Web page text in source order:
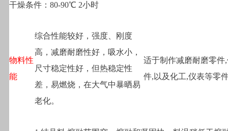
干燥条件：80-90℃ 2小时
物料性
能
综合性能较好，强度、刚度
高，减磨耐磨性好，吸水小，
尺寸稳定性好，但热稳定性
差，易燃烧，在大气中暴晒易
老化。
适于制作减磨耐磨零件
件,以及化工,仪表等零